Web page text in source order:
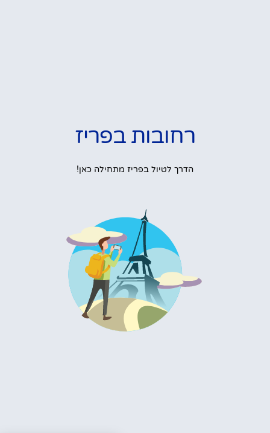
רחובות בפריז
הדרך לטיול בפריז מתחילה כאן!